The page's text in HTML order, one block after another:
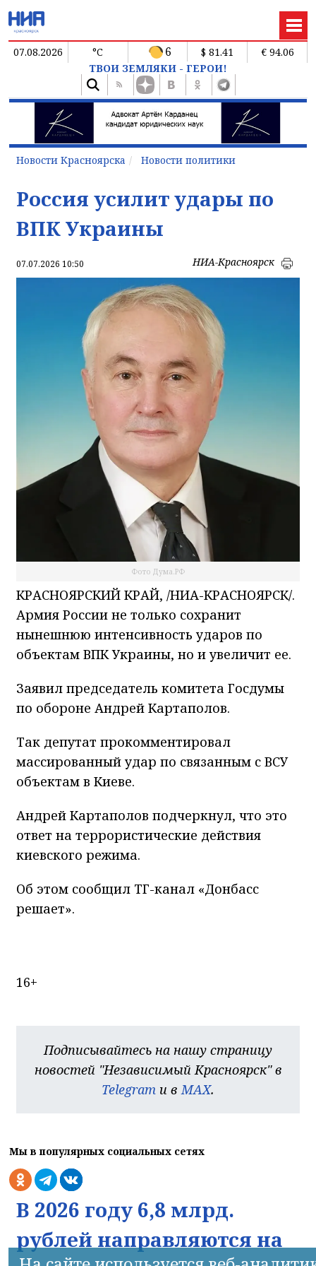
07.08.2026 °C 6 $ 81.41
€ 94.06
ТВОИ ЗЕМЛЯКИ - ГЕРОИ!
Новости Красноярска Новости политики
Россия усилит удары по
ВПК Украины
07.07.2026 10:50 НИА-Красноярск
Фото Дума.РФ
КРАСНОЯРСКИЙ КРАЙ, /НИА-КРАСНОЯРСК/.
Армия России не только сохранит
нынешнюю интенсивность ударов по
объектам ВПК Украины, но и увеличит ее.
Заявил председатель комитета Госдумы
по обороне Андрей Картаполов.
Так депутат прокомментировал
массированный удар по связанным с ВСУ
объектам в Киеве.
Андрей Картаполов подчеркнул, что это
ответ на террористические действия
киевского режима.
Об этом сообщил ТГ-канал «Донбасс
решает».
16+
Подписывайтесь на нашу страницу
новостей "Независимый Красноярск" в
Telegram и в MAX.
Мы в популярных социальных сетях
В 2026 году 6,8 млрд.
рублей направляются на